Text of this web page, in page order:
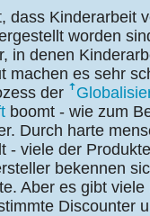
dass Kinderarbeit
worden
in denen
machen es sehr
der
boomt - wie zum
Durch harte
- viele der
bekennen
Aber es gibt viele
Discounter